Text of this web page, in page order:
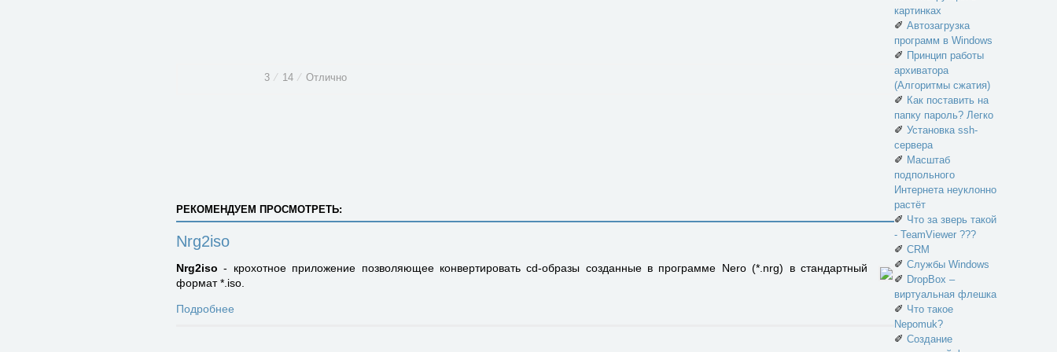
3 ⁄ 14 ⁄ Отлично
РЕКОМЕНДУЕМ ПРОСМОТРЕТЬ:
Nrg2iso
Nrg2iso - крохотное приложение позволяющее конвертировать cd-образы созданные в программе Nero (*.nrg) в стандартный
формат *.iso.
Подробнее
картинках
✐ Автозагрузка
программ в Windows
✐ Принцип работы
архиватора
(Алгоритмы сжатия)
✐ Как поставить на
папку пароль? Легко
✐ Установка ssh-
сервера
✐ Масштаб
подпольного
Интернета неуклонно
растёт
✐ Что за зверь такой
- TeamViewer ???
✐ CRM
✐ Службы Windows
✐ DropBox –
виртуальная флешка
✐ Что такое
Nepomuk?
✐ Создание